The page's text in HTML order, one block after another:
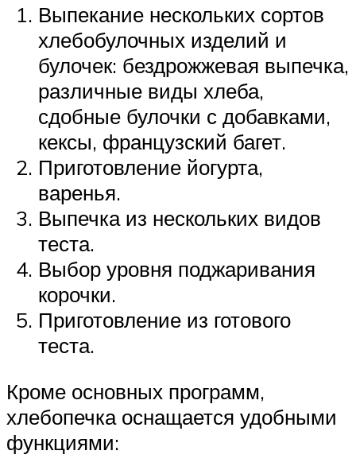
Выпекание нескольких сортов
хлебобулочных изделий и
булочек: бездрожжевая выпечка,
различные виды хлеба,
сдобные булочки с добавками,
кексы, французский багет.
Приготовление йогурта,
варенья.
Выпечка из нескольких видов
теста.
Выбор уровня поджаривания
корочки.
Приготовление из готового
теста.
Кроме основных программ,
хлебопечка оснащается удобными
функциями: